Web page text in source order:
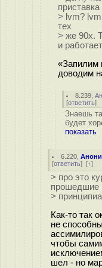
приставка
> lvm? lvm
тех
> же 90х.
и
«Запилим
доводим
8.239 ,
[ответить]
Знаешь
будет
показать
6.220 ,
[ответить] [↑]
> про это
прошедшие
>
Как-то так
не
чтобы
шел - но